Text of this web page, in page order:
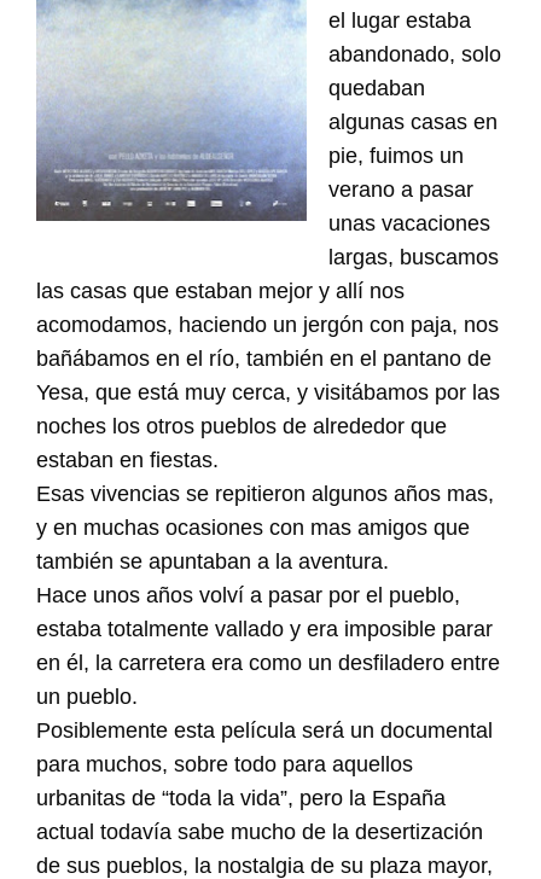
el lugar estaba
abandonado, solo
quedaban
algunas casas en
pie, fuimos un
verano a pasar
unas vacaciones
largas, buscamos
las casas que estaban mejor y allí nos
acomodamos, haciendo un jergón con paja, nos
bañábamos en el río, también en el pantano de
Yesa, que está muy cerca, y visitábamos por las
noches los otros pueblos de alrededor que
estaban en fiestas.
Esas vivencias se repitieron algunos años mas,
y en muchas ocasiones con mas amigos que
también se apuntaban a la aventura.
Hace unos años volví a pasar por el pueblo,
estaba totalmente vallado y era imposible parar
en él, la carretera era como un desfiladero entre
un pueblo.
Posiblemente esta película será un documental
para muchos, sobre todo para aquellos
urbanitas de “toda la vida”, pero la España
actual todavía sabe mucho de la desertización
de sus pueblos, la nostalgia de su plaza mayor,